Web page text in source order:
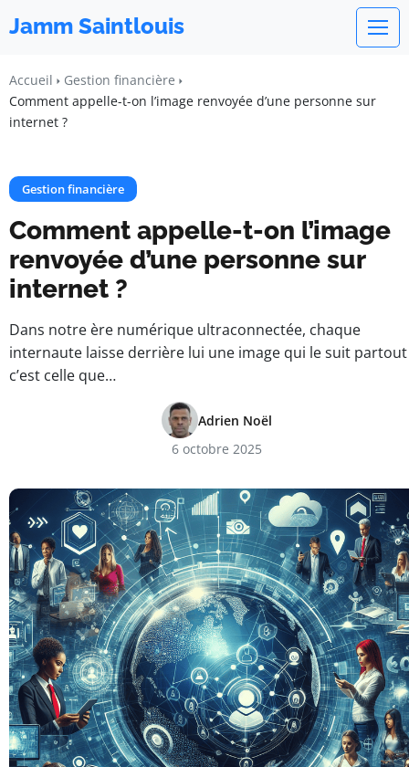
Jamm Saintlouis
Accueil
Gestion financière
Comment appelle-t-on l’image renvoyée d’une personne sur
internet ?
Gestion financière
Comment appelle-t-on l’image
renvoyée d’une personne sur
internet ?
Dans notre ère numérique ultraconnectée, chaque
internaute laisse derrière lui une image qui le suit
c’est celle que…
Adrien Noël
6 octobre 2025